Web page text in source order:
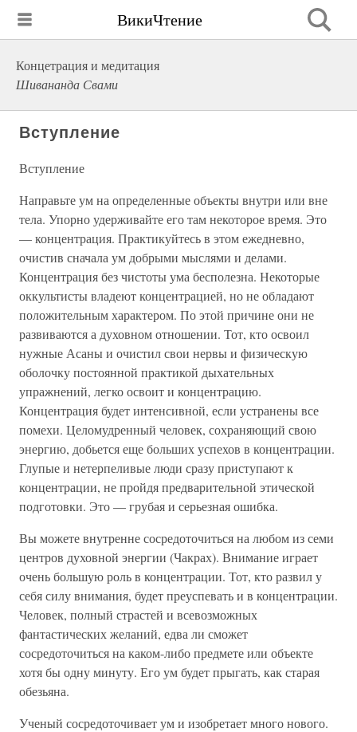
ВикиЧтение
Концетрация и медитация
Шивананда Свами
Вступление
Вступление
Направьте ум на определенные объекты внутри или вне
тела. Упорно удерживайте его там некоторое время. Это
— концентрация. Практикуйтесь в этом ежедневно,
очистив сначала ум добрыми мыслями и делами.
Концентрация без чистоты ума бесполезна. Некоторые
оккультисты владеют концентрацией, но не обладают
положительным характером. По этой причине они не
развиваются а духовном отношении. Тот, кто освоил
нужные Асаны и очистил свои нервы и физическую
оболочку постоянной практикой дыхательных
упражнений, легко освоит и концентрацию.
Концентрация будет интенсивной, если устранены все
помехи. Целомудренный человек, сохраняющий свою
энергию, добьется еще больших успехов в концентрации.
Глупые и нетерпеливые люди сразу приступают к
концентрации, не пройдя предварительной этической
подготовки. Это — грубая и серьезная ошибка.
Вы можете внутренне сосредоточиться на любом из семи
центров духовной энергии (Чакрах). Внимание играет
очень большую роль в концентрации. Тот, кто развил у
себя силу внимания, будет преуспевать и в концентрации.
Человек, полный страстей и всевозможных
фантастических желаний, едва ли сможет
сосредоточиться на каком-либо предмете или объекте
хотя бы одну минуту. Его ум будет прыгать, как старая
обезьяна.
Ученый сосредоточивает ум и изобретает много нового.